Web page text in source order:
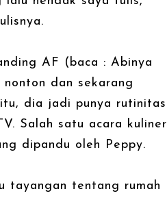
AF (baca : Abinya
dan sekarang
dia jadi punya rutinitas
Salah satu acara kuliner
dipandu oleh Peppy.
tayangan tentang rumah